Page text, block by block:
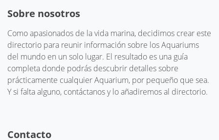
Sobre nosotros
Como apasionados de la vida marina, decidimos crear este
directorio para reunir información sobre los Aquariums
del mundo en un solo lugar. El resultado es una guía
completa donde podrás descubrir detalles sobre
prácticamente cualquier Aquarium, por pequeño que sea.
Y si falta alguno, contáctanos y lo añadiremos al directorio.
Contacto